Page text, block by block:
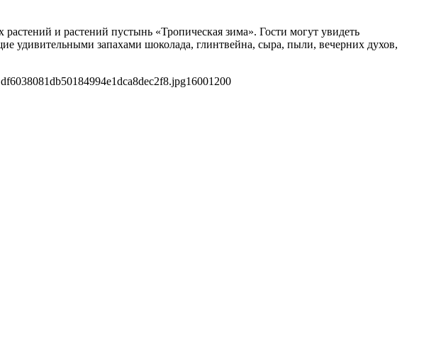
и растений пустынь «Тропическая зима». Гости могут увидеть
удивительными запахами шоколада, глинтвейна, сыра, пыли, вечерних духов,
16001200